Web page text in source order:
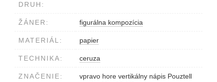
DRUH:
ŽÁNER: figurálna kompozícia
MATERIÁL: papier
TECHNIKA: ceruza
ZNAČENIE:
vpravo hore vertikálny nápis Pouztell